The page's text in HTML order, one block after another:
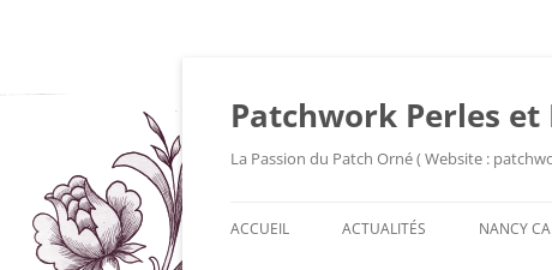
Patchwork Perles et
La Passion du Patch Orné ( Website :
ACCUEIL ACTUALITÉS NANCY